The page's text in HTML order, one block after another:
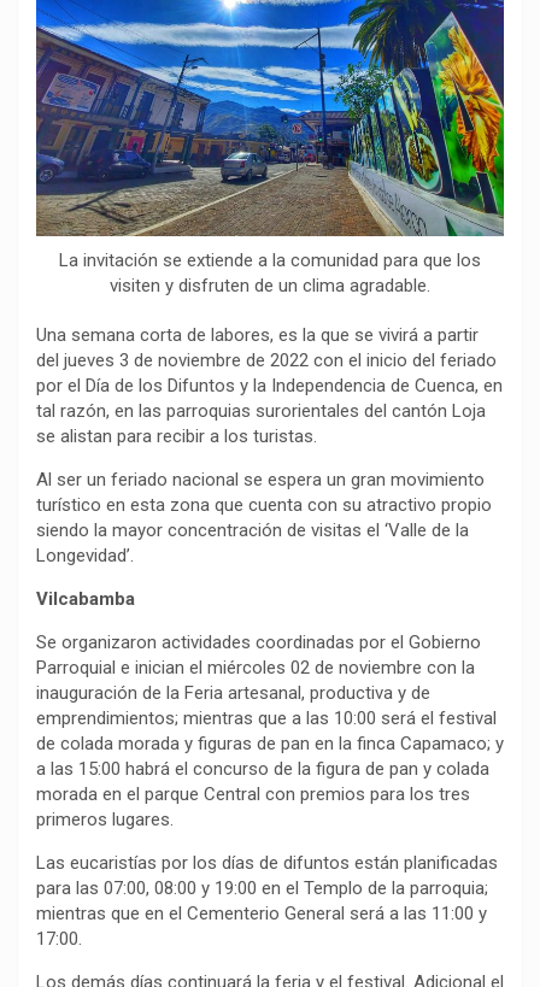
o
k
p
p
a
m
n
t
i
r
La invitación se extiende a la comunidad para que los
visiten y disfruten de un clima agradable.
Una semana corta de labores, es la que se vivirá a partir
del jueves 3 de noviembre de 2022 con el inicio del feriado
por el Día de los Difuntos y la Independencia de Cuenca, en
tal razón, en las parroquias surorientales del cantón Loja
se alistan para recibir a los turistas.
Al ser un feriado nacional se espera un gran movimiento
turístico en esta zona que cuenta con su atractivo propio
siendo la mayor concentración de visitas el ‘Valle de la
Longevidad’.
Vilcabamba
Se organizaron actividades coordinadas por el Gobierno
Parroquial e inician el miércoles 02 de noviembre con la
inauguración de la Feria artesanal, productiva y de
emprendimientos; mientras que a las 10:00 será el festival
de colada morada y figuras de pan en la finca Capamaco; y
a las 15:00 habrá el concurso de la figura de pan y colada
morada en el parque Central con premios para los tres
primeros lugares.
Las eucaristías por los días de difuntos están planificadas
para las 07:00, 08:00 y 19:00 en el Templo de la parroquia;
mientras que en el Cementerio General será a las 11:00 y
17:00.
Los demás días continuará la feria y el festival. Adicional el